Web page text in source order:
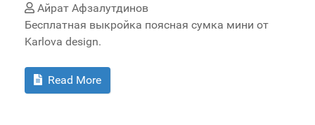
Айрат Афзалутдинов
Бесплатная выкройка поясная сумка мини от
Karlova design.
Read More